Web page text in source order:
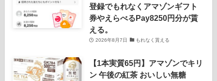
登録でもれなくアマゾンギフト
券やえらべるPay8250円分が貰
える。
2026年8月7日 もれなく貰える
【1本実質65円】アマゾンでキリ
ン 午後の紅茶 おいしい無糖